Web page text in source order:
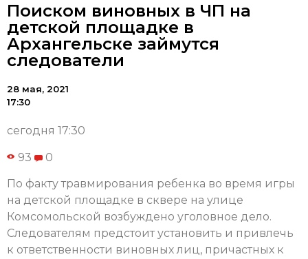
Поиском виновных в ЧП на
детской площадке в
Архангельске займутся
следователи
28 мая, 2021
17:30
сегодня 17:30
93 0
По факту травмирования ребенка во время игры
на детской площадке в сквере на улице
Комсомольской возбуждено уголовное дело.
Следователям предстоит установить и привлечь
к ответственности виновных лиц, причастных к